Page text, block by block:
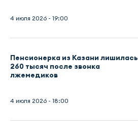
4 июля 2026 - 19:00
Пенсионерка из Казани лишилась
260 тысяч после звонка
лжемедиков
4 июля 2026 - 18:00